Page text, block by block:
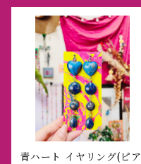
青ハート イヤリング(ピア